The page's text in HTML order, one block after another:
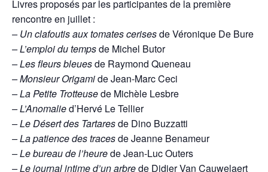
Livres proposés par les participantes de la première
rencontre en juillet :
– Un clafoutis aux tomates cerisesde Véronique De Bure
– L’emploi du tempsde Michel Butor
– Les fleurs bleuesde Raymond Queneau
– Monsieur Origamide Jean-Marc Ceci
– La Petite Trotteusede Michèle Lesbre
– L’Anomalied’Hervé Le Tellier
– Le Désert des Tartaresde Dino Buzzatti
– La patience des tracesde Jeanne Benameur
– Le bureau de l’heurede Jean-Luc Outers
– Le journal intime d’un arbrede Didier Van Cauwelaert